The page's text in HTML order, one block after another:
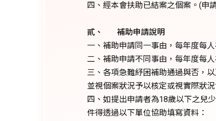
四、經本會扶助已結案之個案。(申
貳、 補助申請說明
一、補助申請同一事由，每年度每
二、補助申請不同事由，每年度每
三、各項急難紓困補助通過與否，
並視個案狀況予以核定或視實際狀
四、如提出申請者為18歲以下之兒
件得透過以下單位協助填寫資料：